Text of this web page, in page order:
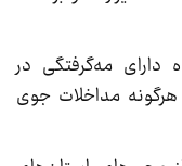
مه‌گرفتگی در
مداخلات جوی